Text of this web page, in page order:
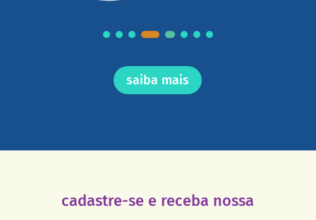
saiba mais
cadastre-se e receba nossa